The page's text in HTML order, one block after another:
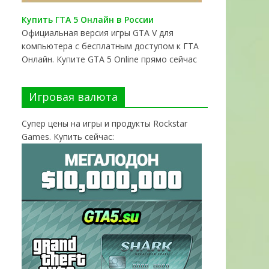
Купить ГТА 5 Онлайн в России
Официальная версия игры GTA V для
компьютера с бесплатным доступом к ГТА
Онлайн. Купите GTA 5 Online прямо сейчас
Игровая валюта
Супер цены на игры и продукты Rockstar
Games. Купить сейчас: